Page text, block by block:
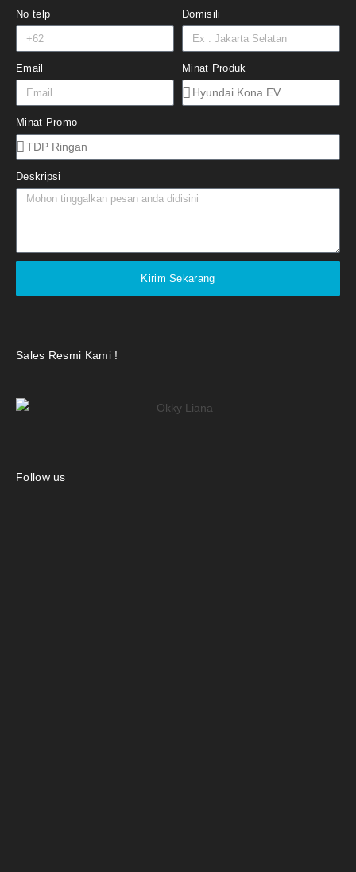
No telp Domisili
Email Minat Produk
Minat Promo
Deskripsi
Kirim Sekarang
Sales Resmi Kami !
Follow us